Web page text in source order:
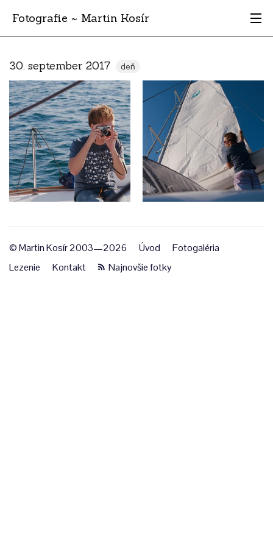
Fotografie ~ Martin Kosír
Albumy
Miesta
Archív
Vyhľadávanie
30. september 2017 deň
© Martin Kosír 2003—2026 Úvod
Fotogaléria
Lezenie
Kontakt Najnovšie fotky